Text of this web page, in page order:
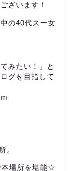
ざいます！
の40代スー女
みたい！」と
グを目指して
。
本場所を堪能☆